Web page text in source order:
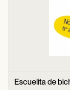
Escuelita de